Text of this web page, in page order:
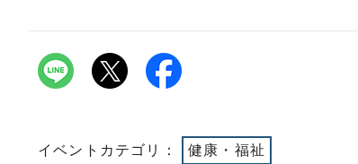
イベントカテゴリ： 健康・福祉